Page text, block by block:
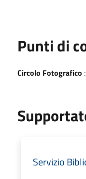
Punti di
Circolo Fotografico :
Servizio